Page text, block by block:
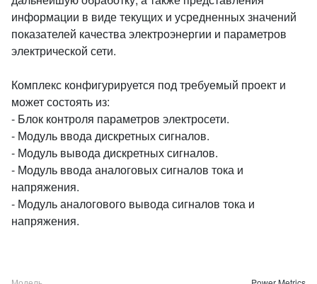
информации в виде текущих и усредненных значений
показателей качества электроэнергии и параметров
электрической сети.
Комплекс конфигурируется под требуемый проект и
может состоять из:
- Блок контроля параметров электросети.
- Модуль ввода дискретных сигналов.
- Модуль вывода дискретных сигналов.
- Модуль ввода аналоговых сигналов тока и
напряжения.
- Модуль аналогового вывода сигналов тока и
напряжения.